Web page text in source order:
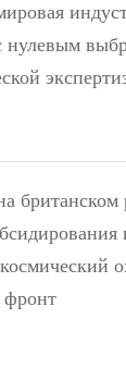
британском
фронт